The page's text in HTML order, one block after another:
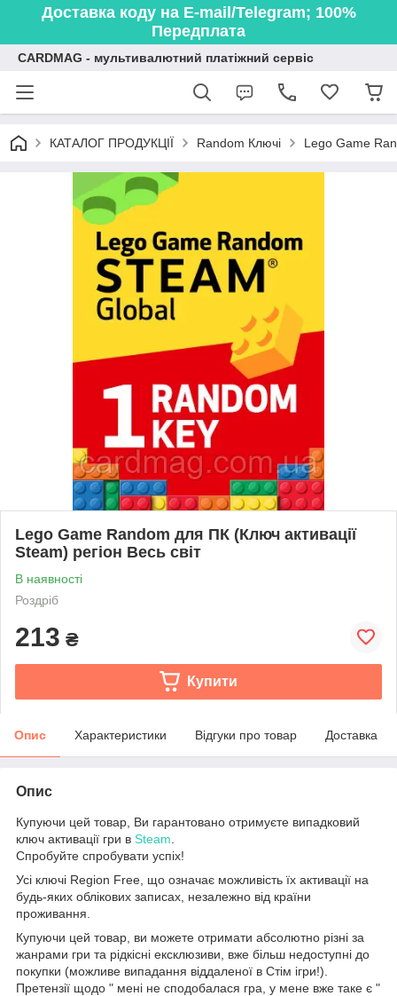
Доставка коду на E-mail/Telegram; 100%
Передплата
CARDMAG - мультивалютний платіжний сервіс
КАТАЛОГ ПРОДУКЦІЇ Random Ключі Lego Game
Lego Game Random для ПК (Ключ активації
Steam) регіон Весь світ
В наявності
Роздріб
213 ₴
Купити
Опис Характеристики Відгуки про товар Доставка
Опис
Купуючи цей товар, Ви гарантовано отримуєте випадковий
ключ активації гри в Steam
Спробуйте спробувати успіх!
Усі ключі Region Free, що означає можливість їх активації на
будь-яких облікових записах, незалежно від країни
проживання.
Купуючи цей товар, ви можете отримати абсолютно різні за
жанрами гри та рідкісні ексклюзиви, вже більш недоступні до
покупки (можливе випадання віддаленої в Стім ігри!).
Претензії щодо " мені не сподобалася гра, у мене вже таке є "